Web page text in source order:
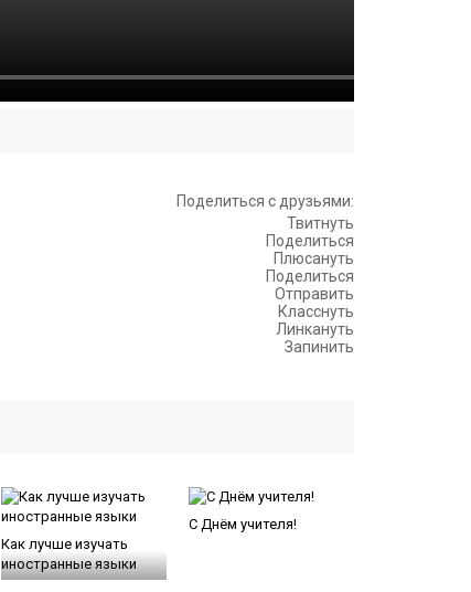
Поделиться с друзьями:
Твитнуть
Поделиться
Плюсануть
Поделиться
Отправить
Класснуть
Линкануть
Запинить
Как лучше изучать
иностранные языки
С Днём учителя!